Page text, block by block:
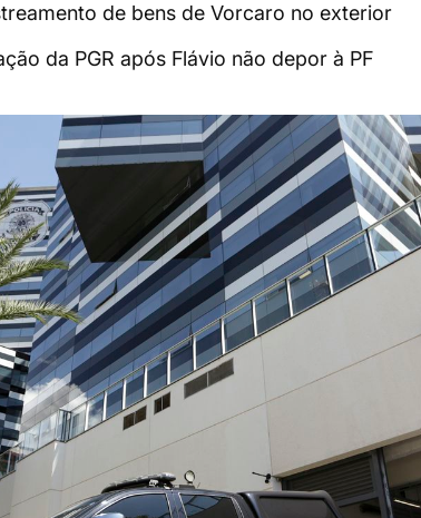
de bens de Vorcaro no exterior
da PGR após Flávio não depor à PF